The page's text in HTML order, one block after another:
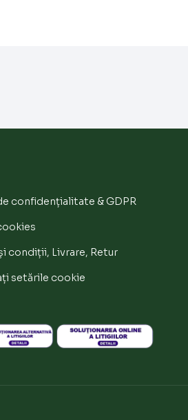
confidențialitate & GDPR
condiții, Livrare, Retur
setările cookie